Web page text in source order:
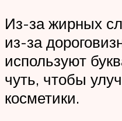
Из-за жирных
из-за
используют
чуть, чтобы
косметики.